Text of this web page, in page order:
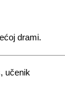
drami.
učenik